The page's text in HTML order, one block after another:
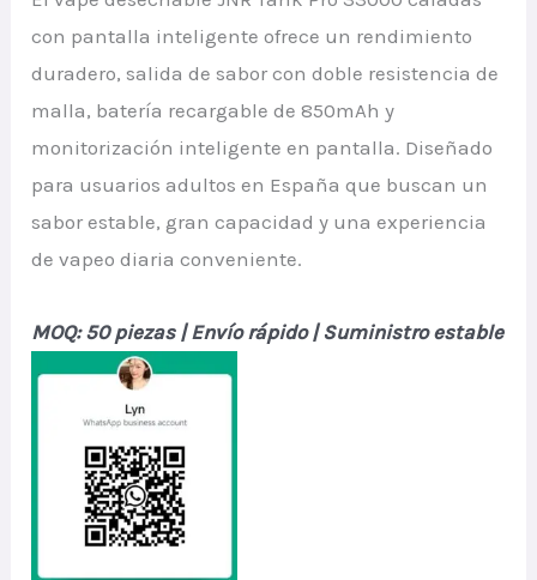
con pantalla inteligente ofrece un rendimiento
duradero, salida de sabor con doble resistencia de
malla, batería recargable de 850mAh y
monitorización inteligente en pantalla. Diseñado
para usuarios adultos en España que buscan un
sabor estable, gran capacidad y una experiencia
de vapeo diaria conveniente.
MOQ: 50 piezas | Envío rápido | Suministro estable